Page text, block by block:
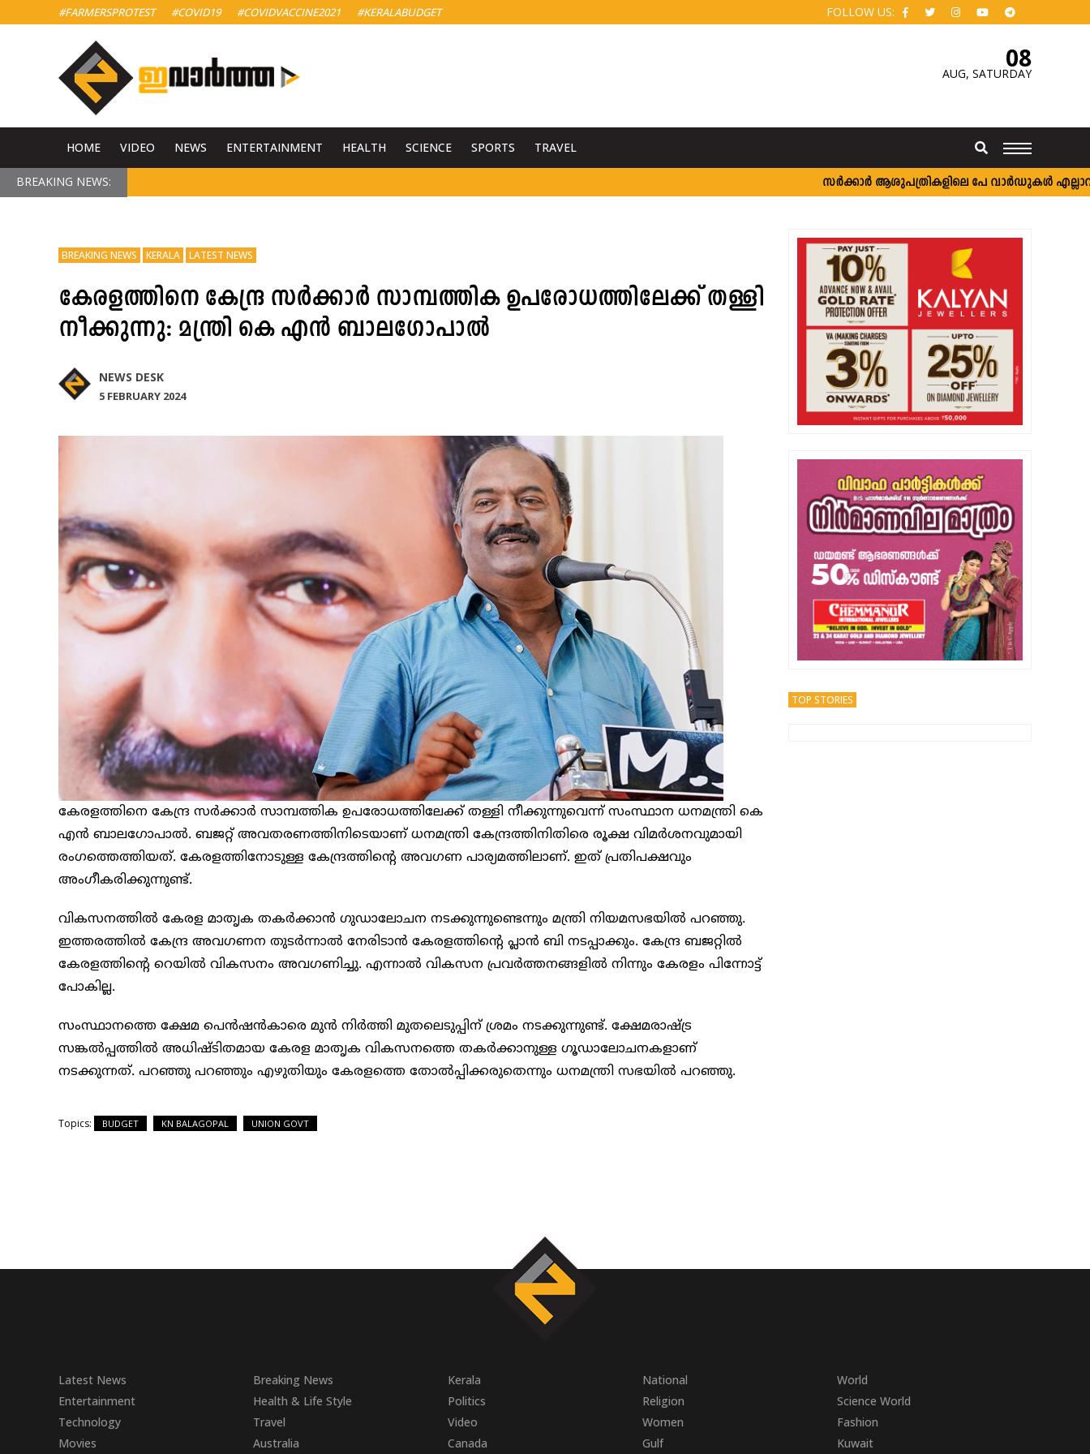
#FARMERSPROTEST #COVID19 #COVIDVACCINE2021 #KERALABUDGET FOLLOW US:
08
AUG, SATURDAY
HOME VIDEO NEWS ENTERTAINMENT HEALTH SCIENCE SPORTS TRAVEL
BREAKING NEWS: സർക്കാർ ആശുപത്രികളിലെ പേ വാർഡുകൾ
BREAKING NEWS KERALA LATEST NEWS
കേരളത്തിനെ കേന്ദ്ര സർക്കാർ സാമ്പത്തിക ഉപരോധത്തിലേക്ക് തള്ളി
നീക്കുന്നു: മന്ത്രി കെ എൻ ബാലഗോപാൽ
NEWS DESK
5 FEBRUARY 2024
കേരളത്തിനെ കേന്ദ്ര സർക്കാർ സാമ്പത്തിക ഉപരോധത്തിലേക്ക് തള്ളി നീക്കുന്നുവെന്ന് സംസ്ഥാന ധനമന്ത്രി കെ
എൻ ബാലഗോപാൽ. ബജറ്റ് അവതരണത്തിനിടെയാണ് ധനമന്ത്രി കേന്ദ്രത്തിനിതിരെ രൂക്ഷ വിമർശനവുമായി
രംഗത്തെത്തിയത്. കേരളത്തിനോടുള്ള കേന്ദ്രത്തിന്‍റെ അവഗണ പാര്യമത്തിലാണ്. ഇത് പ്രതിപക്ഷവും
അംഗീകരിക്കുന്നുണ്ട്.
വികസനത്തിൽ കേരള മാതൃക തകർക്കാൻ ഗുഡാലോചന നടക്കുന്നുണ്ടെന്നും മന്ത്രി നിയമസഭയിൽ പറഞ്ഞു.
ഇത്തരത്തിൽ കേന്ദ്ര അവഗണന തുടർന്നാൽ നേരിടാൻ കേരളത്തിന്‍റെ പ്ലാൻ ബി നടപ്പാക്കും. കേന്ദ്ര ബജറ്റിൽ
കേരളത്തിന്‍റെ റെയിൽ വികസനം അവഗണിച്ചു. എന്നാൽ വികസന പ്രവർത്തനങ്ങളിൽ നിന്നും കേരളം പിന്നോട്ട്
പോകില്ല.
സംസ്ഥാനത്തെ ക്ഷേമ പെൻഷൻകാരെ മുൻ നിർത്തി മുതലെടുപ്പിന് ശ്രമം നടക്കുന്നുണ്ട്. ക്ഷേമരാഷ്ട്ര
സങ്കൽപ്പത്തിൽ അധിഷ്ടിതമായ കേരള മാതൃക വികസനത്തെ തകർക്കാനുള്ള ഗൂഡാലോചനകളാണ്
നടക്കുന്നത്. പറഞ്ഞു പറഞ്ഞും എഴുതിയും കേരളത്തെ തോൽപ്പിക്കരുതെന്നും ധനമന്ത്രി സഭയിൽ പറഞ്ഞു.
Topics: BUDGET KN BALAGOPAL UNION GOVT
TOP STORIES
Latest News Breaking News Kerala National
World
Entertainment
Health & Life Style Politics Religion
Science World
Technology
Travel Video Women
Fashion
Movies
Australia Canada Gulf Kuwait